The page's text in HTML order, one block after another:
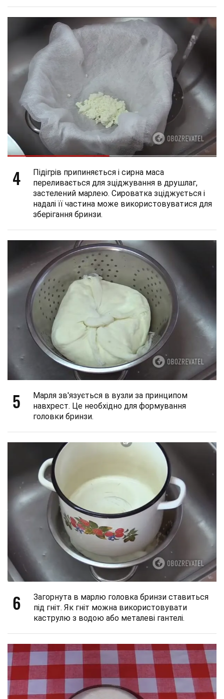
4
Підігрів припиняється і сирна маса
переливається для зціджування в друшлаг,
застелений марлею. Сироватка зціджується і
надалі її частина може використовуватися для
зберігання бринзи.
5
Марля зв'язується в вузли за принципом
навхрест. Це необхідно для формування
головки бринзи.
6
Загорнута в марлю головка бринзи ставиться
під гніт. Як гніт можна використовувати
каструлю з водою або металеві гантелі.